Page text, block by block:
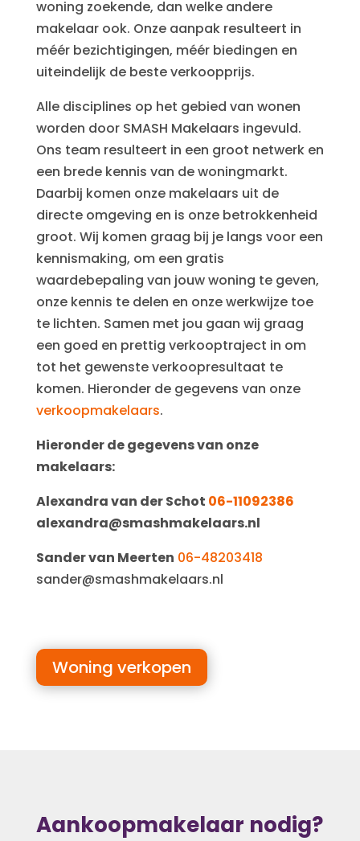
woning zoekende, dan welke andere
makelaar ook. Onze aanpak resulteert in
méér bezichtigingen, méér biedingen en
uiteindelijk de beste verkoopprijs.
Alle disciplines op het gebied van wonen
worden door SMASH Makelaars ingevuld.
Ons team resulteert in een groot netwerk en
een brede kennis van de woningmarkt.
Daarbij komen onze makelaars uit de
directe omgeving en is onze betrokkenheid
groot. Wij komen graag bij je langs voor een
kennismaking, om een gratis
waardebepaling van jouw woning te geven,
onze kennis te delen en onze werkwijze toe
te lichten. Samen met jou gaan wij graag
een goed en prettig verkooptraject in om
tot het gewenste verkoopresultaat te
komen. Hieronder de gegevens van onze
verkoopmakelaars.
Hieronder de gegevens van onze
makelaars:
Alexandra van der Schot 06-11092386
alexandra@smashmakelaars.nl
Sander van Meerten 06-48203418
sander@smashmakelaars.nl
Woning verkopen
Aankoopmakelaar nodig?